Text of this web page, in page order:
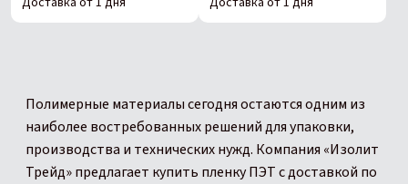
Полимерные материалы сегодня остаются одним из
наиболее востребованных решений для упаковки,
производства и технических нужд. Компания «Изолит
Трейд» предлагает купить пленку ПЭТ с доставкой по